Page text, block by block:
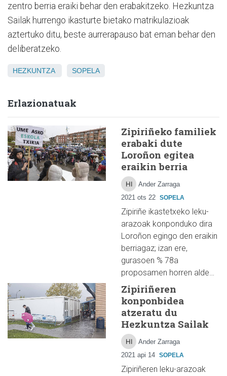
zentro berria eraiki behar den erabakitzeko. Hezkuntza
Sailak hurrengo ikasturte bietako matrikulazioak
aztertuko ditu, beste aurrerapauso bat eman behar den
deliberatzeko.
HEZKUNTZA SOPELA
Erlazionatuak
Zipiriñeko familiek
erabaki dute
Loroñon egitea
eraikin berria
Ander Zarraga
2021 ots 22 SOPELA
Zipiriñe ikastetxeko leku-
arazoak konponduko dira
Loroñon egingo den eraikin
berriagaz; izan ere,
gurasoen % 78a
proposamen horren alde…
Zipiriñeren
konponbidea
atzeratu du
Hezkuntza Sailak
Ander Zarraga
2021 api 14 SOPELA
Zipiriñeren leku-arazoak